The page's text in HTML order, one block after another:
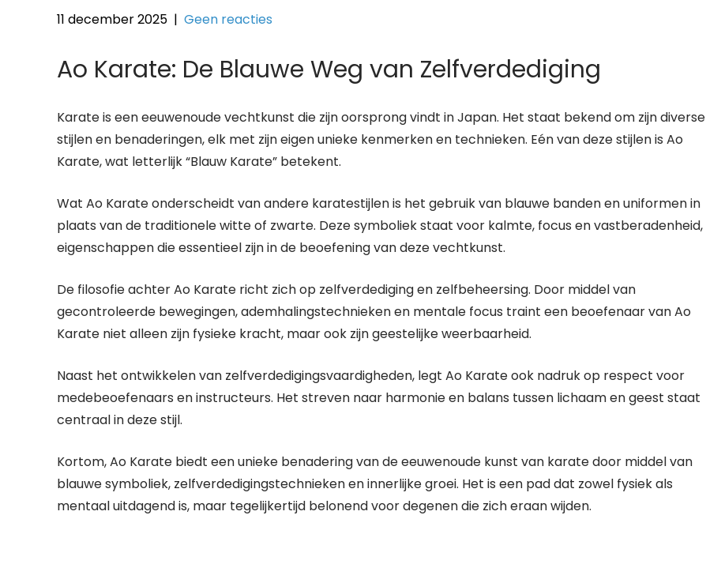
11 december 2025 | Geen reacties
Ao Karate: De Blauwe Weg van Zelfverdediging
Karate is een eeuwenoude vechtkunst die zijn oorsprong vindt in Japan. Het staat bekend om zijn diverse
stijlen en benaderingen, elk met zijn eigen unieke kenmerken en technieken. Eén van deze stijlen is Ao
Karate, wat letterlijk “Blauw Karate” betekent.
Wat Ao Karate onderscheidt van andere karatestijlen is het gebruik van blauwe banden en uniformen in
plaats van de traditionele witte of zwarte. Deze symboliek staat voor kalmte, focus en vastberadenheid,
eigenschappen die essentieel zijn in de beoefening van deze vechtkunst.
De filosofie achter Ao Karate richt zich op zelfverdediging en zelfbeheersing. Door middel van
gecontroleerde bewegingen, ademhalingstechnieken en mentale focus traint een beoefenaar van Ao
Karate niet alleen zijn fysieke kracht, maar ook zijn geestelijke weerbaarheid.
Naast het ontwikkelen van zelfverdedigingsvaardigheden, legt Ao Karate ook nadruk op respect voor
medebeoefenaars en instructeurs. Het streven naar harmonie en balans tussen lichaam en geest staat
centraal in deze stijl.
Kortom, Ao Karate biedt een unieke benadering van de eeuwenoude kunst van karate door middel van
blauwe symboliek, zelfverdedigingstechnieken en innerlijke groei. Het is een pad dat zowel fysiek als
mentaal uitdagend is, maar tegelijkertijd belonend voor degenen die zich eraan wijden.